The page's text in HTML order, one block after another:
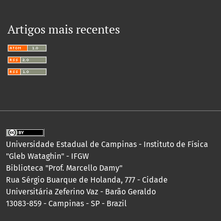
Artigos mais recentes
Universidade Estadual de Campinas - Instituto de Física
"Gleb Wataghin" - IFGW
Biblioteca "Prof. Marcello Damy"
Rua Sérgio Buarque de Holanda, 777 - Cidade
Universitária Zeferino Vaz - Barão Geraldo
13083-859 - Campinas - SP - Brazil